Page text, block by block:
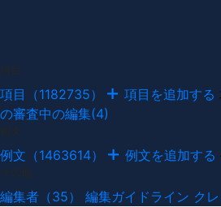
項目（1182735） 項目を追加する
の審査中の編集(4)
例文（1463614） 例文を追加する
編集者（35） 編集ガイドライン ク